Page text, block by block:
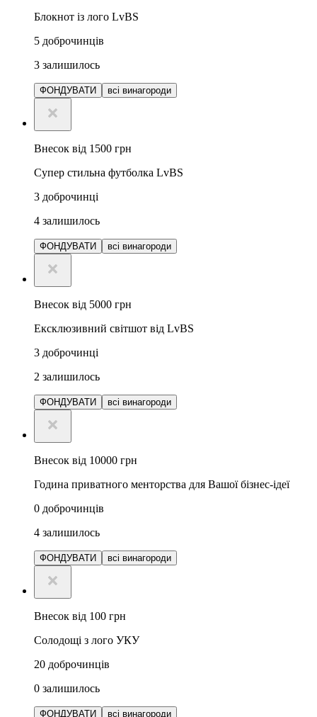
Блокнот із лого LvBS
5 доброчинців
3 залишилось
ФОНДУВАТИ всі винагороди
Внесок від 1500 грн
Супер стильна футболка LvBS
3 доброчинці
4 залишилось
ФОНДУВАТИ всі винагороди
Внесок від 5000 грн
Ексклюзивний світшот від LvBS
3 доброчинці
2 залишилось
ФОНДУВАТИ всі винагороди
Внесок від 10000 грн
Година приватного менторства для Вашої бізнес-ідеї
0 доброчинців
4 залишилось
ФОНДУВАТИ всі винагороди
Внесок від 100 грн
Солодощі з лого УКУ
20 доброчинців
0 залишилось
ФОНДУВАТИ всі винагороди